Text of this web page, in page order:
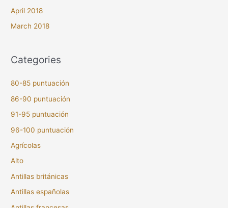
April 2018
March 2018
Categories
80-85 puntuación
86-90 puntuación
91-95 puntuación
96-100 puntuación
Agrícolas
Alto
Antillas británicas
Antillas españolas